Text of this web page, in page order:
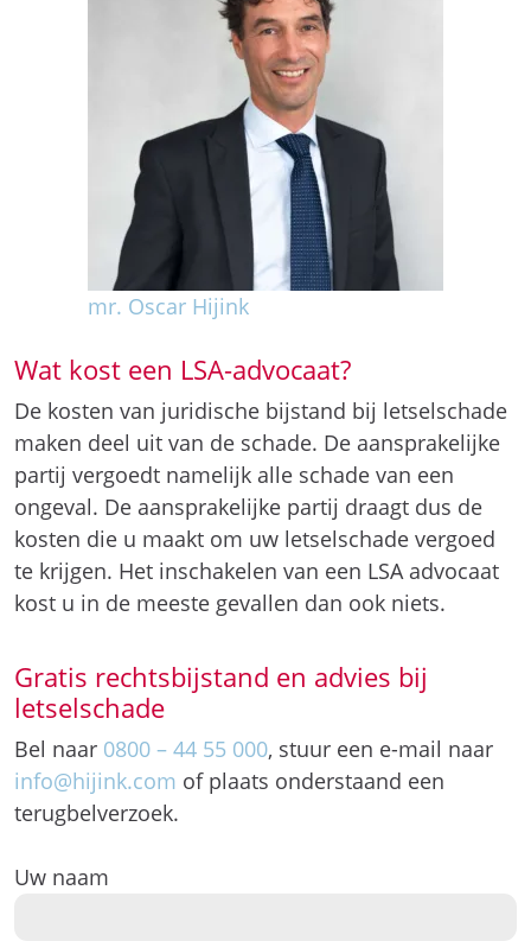
mr. Oscar Hijink
Wat kost een LSA-advocaat?
De kosten van juridische bijstand bij letselschade
maken deel uit van de schade. De aansprakelijke
partij vergoedt namelijk alle schade van een
ongeval. De aansprakelijke partij draagt dus de
kosten die u maakt om uw letselschade vergoed
te krijgen. Het inschakelen van een LSA advocaat
kost u in de meeste gevallen dan ook niets.
Gratis rechtsbijstand en advies bij
letselschade
Bel naar 0800 – 44 55 000, stuur een e-mail naar
info@hijink.com of plaats onderstaand een
terugbelverzoek.
Uw naam